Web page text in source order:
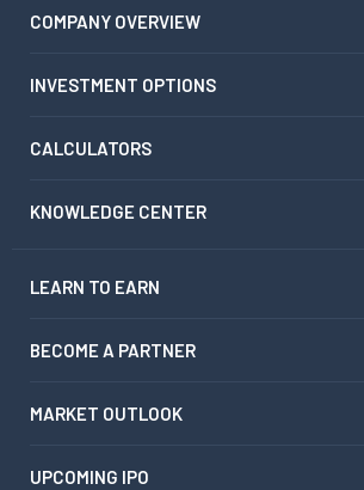
COMPANY OVERVIEW
INVESTMENT OPTIONS
CALCULATORS
KNOWLEDGE CENTER
LEARN TO EARN
BECOME A PARTNER
MARKET OUTLOOK
UPCOMING IPO